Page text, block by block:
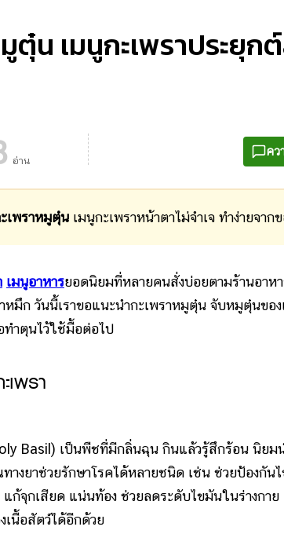
ตุ๋น เมนูกะเพราประ
อ่าน
คว
เพราหมูตุ๋น เมนูกะเพราหน้าตาไม่จำเจ ทำง่ายจา
เมนูอาหารยอดนิยมที่หลายคนสั่งบ่อยตามร้านอาห
หมึก วันนี้เราขอแนะนำกะเพราหมูตุ๋น จับหมูตุ๋นขอ
ทำตุนไว้ใช้มื้อต่อไป
เพรา
Basil) เป็นพืชที่มีกลิ่นฉุน กินแล้วรู้สึกร้อน นิยม
งยาช่วยรักษาโรคได้หลายชนิด เช่น ช่วยป้องกัน
แก้จุกเสียด แน่นท้อง ช่วยลดระดับไขมันในร่างกา
เนื้อสัตว์ได้อีกด้วย